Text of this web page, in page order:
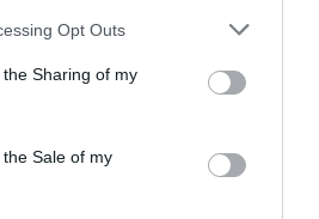
app uses one or more Google
usage behaviour. You may click to
Google and its third-party tags to
purposes in below Google
Opt Outs
Sharing of my
Sale of my
το χρυσό μετάλλιο στο
ξίφος μονομαχίας.